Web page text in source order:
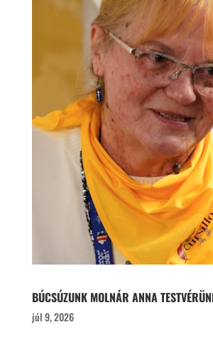
BÚCSÚZUNK MOLNÁR ANNA
júl 9, 2026